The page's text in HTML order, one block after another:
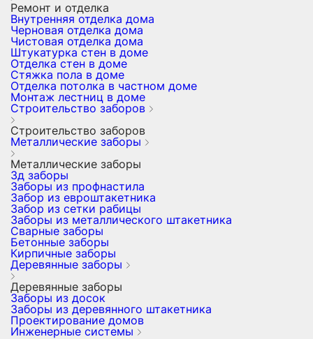
Ремонт и отделка
Внутренняя отделка дома
Черновая отделка дома
Чистовая отделка дома
Штукатурка стен в доме
Отделка стен в доме
Стяжка пола в доме
Отделка потолка в частном доме
Монтаж лестниц в доме
Строительство заборов
Строительство заборов
Металлические заборы
Металлические заборы
3д заборы
Заборы из профнастила
Забор из евроштакетника
Забор из сетки рабицы
Заборы из металлического штакетника
Сварные заборы
Бетонные заборы
Кирпичные заборы
Деревянные заборы
Деревянные заборы
Заборы из досок
Заборы из деревянного штакетника
Проектирование домов
Инженерные системы